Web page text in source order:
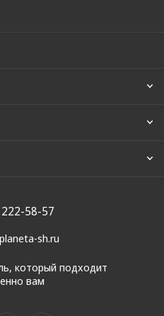
58-57
sh.ru
который подходит
вам